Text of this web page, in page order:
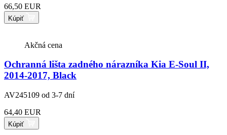
66,50 EUR
Kúpiť
Akčná cena
Ochranná lišta zadného nárazníka Kia E-Soul II,
2014-2017, Black
AV245109 od 3-7 dní
64,40 EUR
Kúpiť